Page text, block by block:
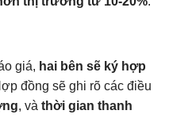
giá, hai bên sẽ ký hợp
đồng sẽ ghi rõ các điều
, và thời gian thanh